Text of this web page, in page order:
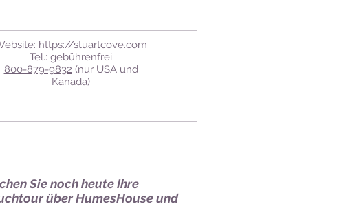
https://stuartcove.com
Tel.: gebührenfrei
800-879-9832 (nur USA und
Kanada)
Sie noch heute Ihre
über HumesHouse und